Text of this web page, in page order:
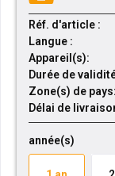
Réf. d'article :
Langue :
Appareil(s):
Durée de
Zone(s) de pays:
Délai de
année(s)